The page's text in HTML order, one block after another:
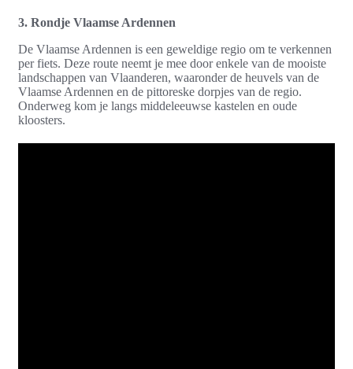
3. Rondje Vlaamse Ardennen
De Vlaamse Ardennen is een geweldige regio om te verkennen
per fiets. Deze route neemt je mee door enkele van de mooiste
landschappen van Vlaanderen, waaronder de heuvels van de
Vlaamse Ardennen en de pittoreske dorpjes van de regio.
Onderweg kom je langs middeleeuwse kastelen en oude
kloosters.